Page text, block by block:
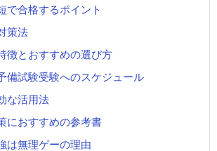
で合格するポイント
策法
徴とおすすめの選び方
備試験受験へのスケジュール
な活用法
におすすめの参考書
は無理ゲーの理由